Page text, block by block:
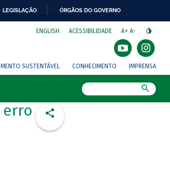
LEGISLAÇÃO ÓRGÃOS DO GOVERNO
ENGLISH ACESSIBILIDADE A+ A-
SUSTENTÁVEL CONHECIMENTO IMPRENSA
erro